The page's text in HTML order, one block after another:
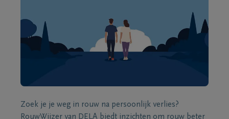
Zoek je je weg in rouw na persoonlijk verlies?
RouwWijzer van DELA biedt inzichten om rouw beter